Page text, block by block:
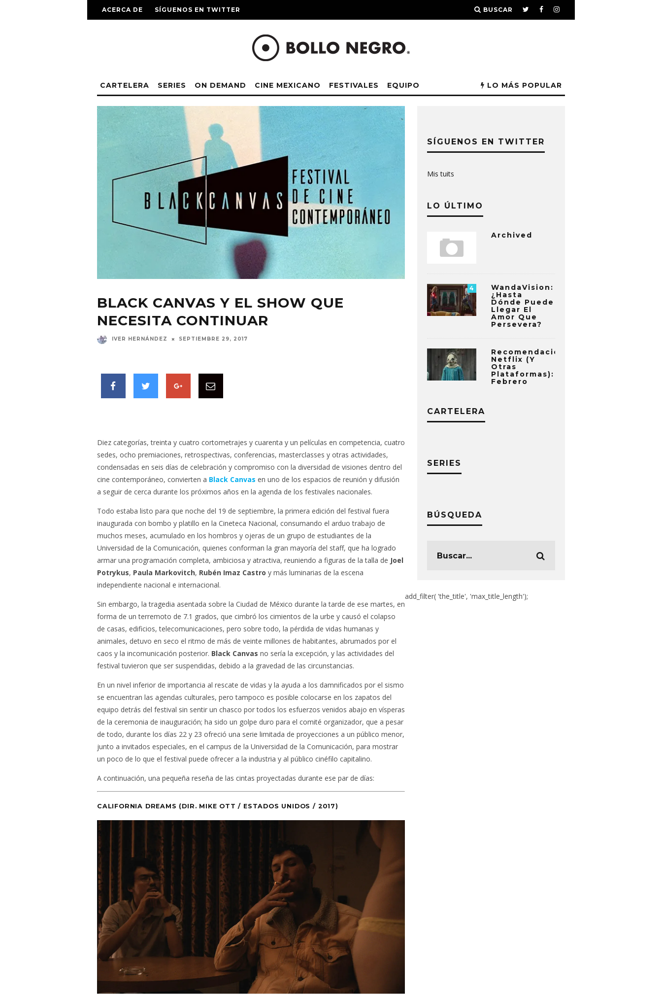
ACERCA DE SÍGUENOS EN TWITTER BUSCAR
CARTELERA SERIES ON DEMAND CINE MEXICANO FESTIVALES EQUIPO LO MÁS POPULAR
BLACK CANVAS Y EL SHOW QUE
NECESITA CONTINUAR
IVER HERNÁNDEZ SEPTIEMBRE 29, 2017
Diez categorías, treinta y cuatro cortometrajes y cuarenta y un películas en competencia, cuatro
sedes, ocho premiaciones, retrospectivas, conferencias, masterclasses y otras actividades,
condensadas en seis días de celebración y compromiso con la diversidad de visiones dentro del
cine contemporáneo, convierten a Black Canvas en uno de los espacios de reunión y difusión
a seguir de cerca durante los próximos años en la agenda de los festivales nacionales.
Todo estaba listo para que noche del 19 de septiembre, la primera edición del festival fuera
inaugurada con bombo y platillo en la Cineteca Nacional, consumando el arduo trabajo de
muchos meses, acumulado en los hombros y ojeras de un grupo de estudiantes de la
Universidad de la Comunicación, quienes conforman la gran mayoría del staff, que ha logrado
armar una programación completa, ambiciosa y atractiva, reuniendo a figuras de la talla de Joel
Potrykus, Paula Markovitch, Rubén Imaz Castro y más luminarias de la escena
independiente nacional e internacional.
Sin embargo, la tragedia asentada sobre la Ciudad de México durante la tarde de ese martes, en
forma de un terremoto de 7.1 grados, que cimbró los cimientos de la urbe y causó el colapso
de casas, edificios, telecomunicaciones, pero sobre todo, la pérdida de vidas humanas y
animales, detuvo en seco el ritmo de más de veinte millones de habitantes, abrumados por el
caos y la incomunicación posterior. Black Canvas no sería la excepción, y las actividades del
festival tuvieron que ser suspendidas, debido a la gravedad de las circunstancias.
En un nivel inferior de importancia al rescate de vidas y la ayuda a los damnificados por el sismo
se encuentran las agendas culturales, pero tampoco es posible colocarse en los zapatos del
equipo detrás del festival sin sentir un chasco por todos los esfuerzos venidos abajo en vísperas
de la ceremonia de inauguración; ha sido un golpe duro para el comité organizador, que a pesar
de todo, durante los días 22 y 23 ofreció una serie limitada de proyecciones a un público menor,
junto a invitados especiales, en el campus de la Universidad de la Comunicación, para mostrar
un poco de lo que el festival puede ofrecer a la industria y al público cinéfilo capitalino.
A continuación, una pequeña reseña de las cintas proyectadas durante ese par de días:
CALIFORNIA DREAMS (DIR. MIKE OTT / ESTADOS UNIDOS / 2017)
SÍGUENOS EN TWITTER
Mis tuits
LO ÚLTIMO
Archived
4
WandaVision:
¿Hasta
Dónde Puede
Llegar El
Amor Que
Persevera?
Recomendaciones
Netflix (y
Otras
Plataformas):
Febrero
CARTELERA
SERIES
BÚSQUEDA
add_filter( 'the_title', 'max_title_length');